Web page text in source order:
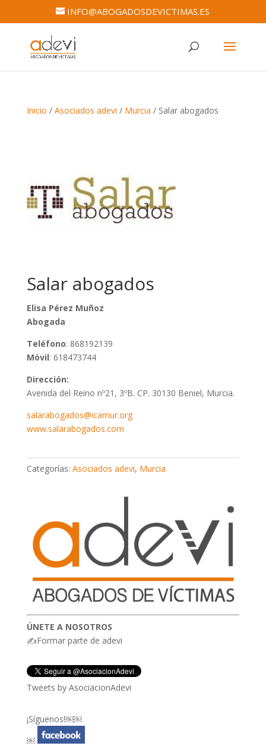
INFO@ABOGADOSDEVICTIMAS.ES
Inicio / Asociados adevi / Murcia / Salar abogados
Salar abogados
Elisa Pérez Muñoz
Abogada
Teléfono: 868192139
Móvil: 618473744
Dirección:
Avenida del Reino nº21, 3ºB. CP. 30130 Beniel, Murcia.
salarabogados@icamur.org
www.salarabogados.com
Categorías: Asociados adevi, Murcia
ÚNETE A NOSOTROS
✍Formar parte de adevi
Tweets by AsociacionAdevi
¡Síguenos!￼￼
￼